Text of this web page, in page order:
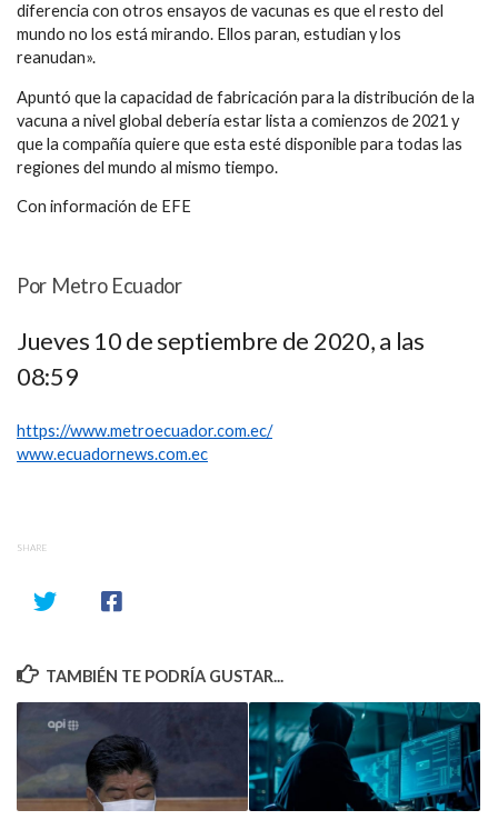
diferencia con otros ensayos de vacunas es que el resto del
mundo no los está mirando. Ellos paran, estudian y los
reanudan».
Apuntó que la capacidad de fabricación para la distribución de la
vacuna a nivel global debería estar lista a comienzos de 2021 y
que la compañía quiere que esta esté disponible para todas las
regiones del mundo al mismo tiempo.
Con información de EFE
Por Metro Ecuador
Jueves 10 de septiembre de 2020, a las
08:59
https://www.metroecuador.com.ec/
www.ecuadornews.com.ec
SHARE
TAMBIÉN TE PODRÍA GUSTAR...